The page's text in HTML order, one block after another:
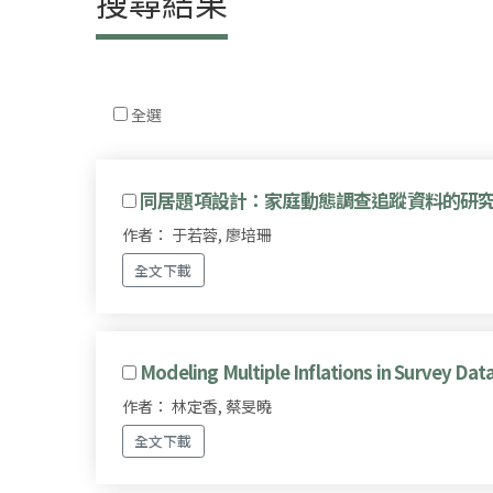
全選
同居題項設計：家庭動態調查追蹤資料的研
作者： 于若蓉, 廖培珊
全文下載
Modeling Multiple Inflations in Survey
作者： 林定香, 蔡旻曉
全文下載